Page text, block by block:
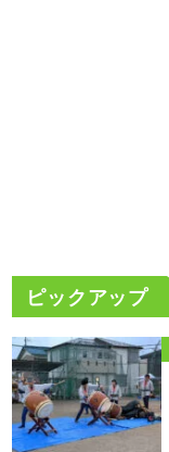
ピックアップ